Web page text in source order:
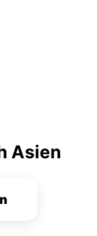
Asien